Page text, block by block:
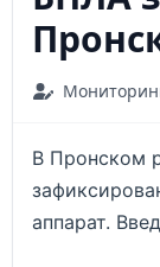
В Пронском
аппарат.